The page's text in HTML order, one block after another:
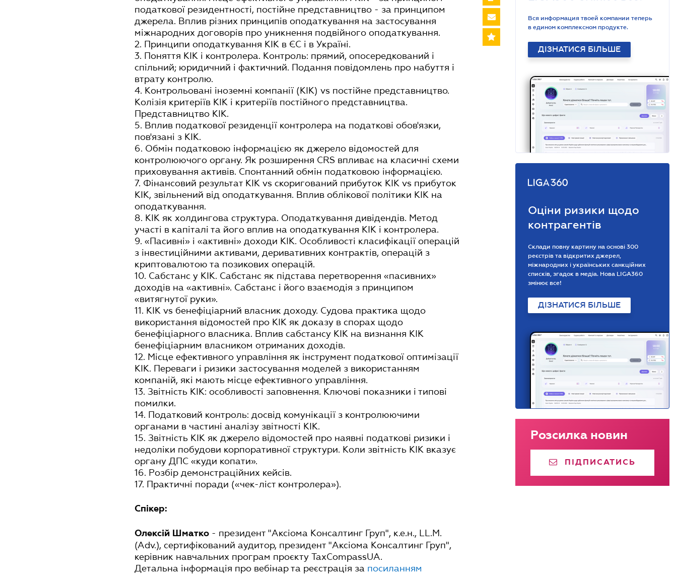
податкової резидентності, постійне представництво - за принципом
джерела. Вплив різних принципів оподаткування на застосування
міжнародних договорів про уникнення подвійного оподаткування.
2. Принципи оподаткування КІК в ЄС і в Україні.
3. Поняття КІК і контролера. Контроль: прямий, опосередкований і
спільний; юридичний і фактичний. Подання повідомлень про набуття і
втрату контролю.
4. Контрольовані іноземні компанії (КІК) vs постійне представництво.
Колізія критеріїв КІК і критеріїв постійного представництва.
Представництво КІК.
5. Вплив податкової резиденції контролера на податкові обов'язки,
пов'язані з КІК.
6. Обмін податковою інформацією як джерело відомостей для
контролюючого органу. Як розширення CRS впливає на класичні схеми
приховування активів. Спонтанний обмін податковою інформацією.
7. Фінансовий результат КІК vs скоригований прибуток КІК vs прибуток
КІК, звільнений від оподаткування. Вплив облікової політики КІК на
оподаткування.
8. КІК як холдингова структура. Оподаткування дивідендів. Метод
участі в капіталі та його вплив на оподаткування КІК і контролера.
9. «Пасивні» і «активні» доходи КІК. Особливості класифікації операцій
з інвестиційними активами, деривативних контрактів, операцій з
криптовалютою та позикових операцій.
10. Сабстанс у КІК. Сабстанс як підстава перетворення «пасивних»
доходів на «активні». Сабстанс і його взаємодія з принципом
«витягнутої руки».
11. КІК vs бенефіціарний власник доходу. Судова практика щодо
використання відомостей про КІК як доказу в спорах щодо
бенефіціарного власника. Вплив сабстансу КІК на визнання КІК
бенефіціарним власником отриманих доходів.
12. Місце ефективного управління як інструмент податкової оптимізації
КІК. Переваги і ризики застосування моделей з використанням
компаній, які мають місце ефективного управління.
13. Звітність КІК: особливості заповнення. Ключові показники і типові
помилки.
14. Податковий контроль: досвід комунікації з контролюючими
органами в частині аналізу звітності КІК.
15. Звітність КІК як джерело відомостей про наявні податкові ризики і
недоліки побудови корпоративної структури. Коли звітність КІК вказує
органу ДПС «куди копати».
16. Розбір демонстраційних кейсів.
17. Практичні поради («чек-ліст контролера»).
Спікер:
Олексій Шматко - президент "Аксіома Консалтинг Груп", к.е.н., LL.M.
(Adv.), сертифікований аудитор, президент "Аксіома Консалтинг Груп",
керівник навчальних програм проєкту TaxCompassUA.
Детальна інформація про вебінар та реєстрація за посиланням
Вся информация твоей компании теперь
в едином комплексном продукте.
ДІЗНАТИСЯ БІЛЬШЕ
Оціни ризики щодо
контрагентів
Склади повну картину на основі 300
реєстрів та відкритих джерел,
міжнародних і українських санкційних
списків, згадок в медіа. Нова LIGA360
змінює все!
ДІЗНАТИСЯ БІЛЬШЕ
Розсилка новин
ПІДПИСАТИСЬ